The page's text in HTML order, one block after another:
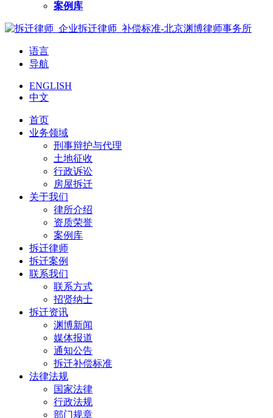
案例库
语言
导航
ENGLISH
中文
首页
业务领域
刑事辩护与代理
土地征收
行政诉讼
房屋拆迁
关于我们
律所介绍
资质荣誉
案例库
拆迁律师
拆迁案例
联系我们
联系方式
招贤纳士
拆迁资讯
渊博新闻
媒体报道
通知公告
拆迁补偿标准
法律法规
国家法律
行政法规
部门规章